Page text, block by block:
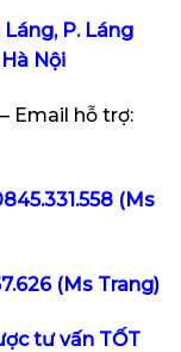
P. Láng
Nội
– Email hỗ trợ:
(Ms
(Ms Trang)
tư vấn TỐT